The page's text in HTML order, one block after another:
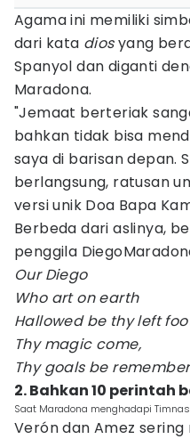
Agama ini memiliki
dari kata diosyang
Spanyol dan diganti
Maradona.
"Jemaat berteriak
bahkan tidak bisa
saya di barisan depan.
berlangsung, ratusan
versi unik Doa Bapa
Berbeda dari aslinya,
penggila
Our Diego
Who art on earth
Hallowed be thy left
Thy magic come,
Thy goals be
2. Bahkan 10 perintah
Saat Maradona menghadapi
Verón dan Amez